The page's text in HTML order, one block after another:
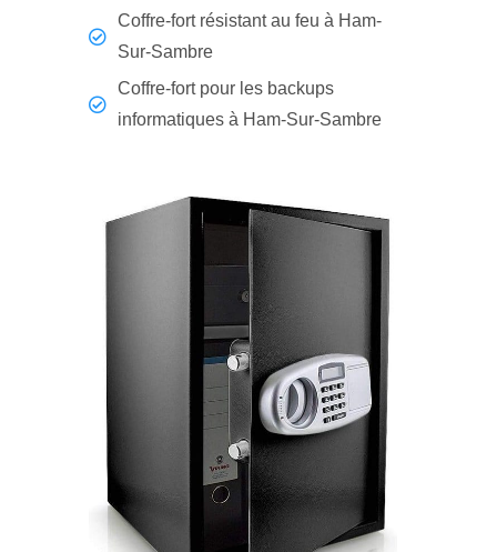
Coffre-fort résistant au feu à Ham-
Sur-Sambre
Coffre-fort pour les backups
informatiques à Ham-Sur-Sambre